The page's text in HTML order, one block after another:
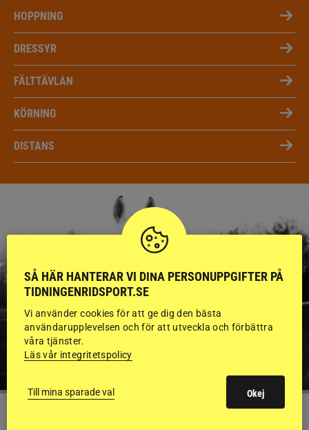
HOPPNING
DRESSYR
FÄLTTÄVLAN
KÖRNING
DISTANS
SÅ HÄR HANTERAR VI DINA PERSONUPPGIFTER PÅ
TIDNINGENRIDSPORT.SE
Vi använder cookies för att ge dig den bästa
användarupplevelsen och för att utveckla och förbättra
våra tjänster.
Läs vår integritetspolicy
Till mina sparade val Okej